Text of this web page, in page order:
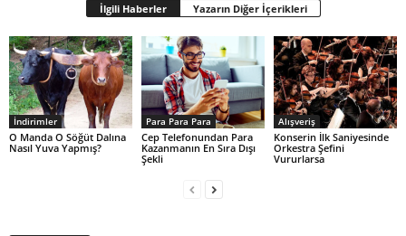
İlgili Haberler Yazarın Diğer İçerikleri
İndirimler
O Manda O Söğüt Dalına
Nasıl Yuva Yapmış?
Para Para Para
Cep Telefonundan Para
Kazanmanın En Sıra Dışı
Şekli
Alışveriş
Konserin İlk Saniyesinde
Orkestra Şefini
Vururlarsa